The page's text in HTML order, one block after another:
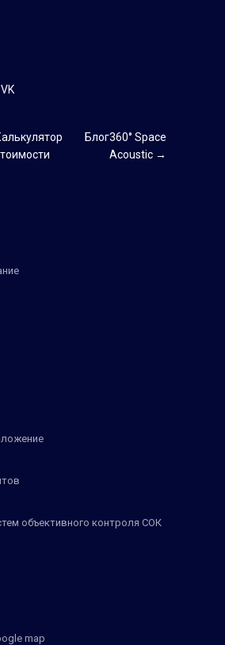
VK
объективного контроля СОК
map
Блог360° Space
Acoustic →